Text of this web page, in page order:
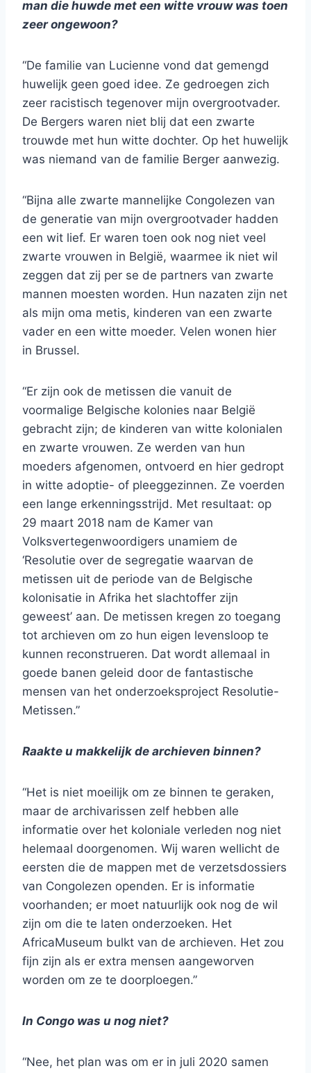
man die huwde met een witte vrouw was toen
zeer ongewoon?
“De familie van Lucienne vond dat gemengd
huwelijk geen goed idee. Ze gedroegen zich
zeer racistisch tegenover mijn overgrootvader.
De Bergers waren niet blij dat een zwarte
trouwde met hun witte dochter. Op het huwelijk
was niemand van de familie Berger aanwezig.
“Bijna alle zwarte mannelijke Congolezen van
de generatie van mijn overgrootvader hadden
een wit lief. Er waren toen ook nog niet veel
zwarte vrouwen in België, waarmee ik niet wil
zeggen dat zij per se de partners van zwarte
mannen moesten worden. Hun nazaten zijn net
als mijn oma metis, kinderen van een zwarte
vader en een witte moeder. Velen wonen hier
in Brussel.
“Er zijn ook de metissen die vanuit de
voormalige Belgische kolonies naar België
gebracht zijn; de kinderen van witte kolonialen
en zwarte vrouwen. Ze werden van hun
moeders afgenomen, ontvoerd en hier gedropt
in witte adoptie- of pleeggezinnen. Ze voerden
een lange erkenningsstrijd. Met resultaat: op
29 maart 2018 nam de Kamer van
Volksvertegenwoordigers unamiem de
‘Resolutie over de segregatie waarvan de
metissen uit de periode van de Belgische
kolonisatie in Afrika het slachtoffer zijn
geweest’ aan. De metissen kregen zo toegang
tot archieven om zo hun eigen levensloop te
kunnen reconstrueren. Dat wordt allemaal in
goede banen geleid door de fantastische
mensen van het onderzoeksproject Resolutie-
Metissen.”
Raakte u makkelijk de archieven binnen?
“Het is niet moeilijk om ze binnen te geraken,
maar de archivarissen zelf hebben alle
informatie over het koloniale verleden nog niet
helemaal doorgenomen. Wij waren wellicht de
eersten die de mappen met de verzetsdossiers
van Congolezen openden. Er is informatie
voorhanden; er moet natuurlijk ook nog de wil
zijn om die te laten onderzoeken. Het
AfricaMuseum bulkt van de archieven. Het zou
fijn zijn als er extra mensen aangeworven
worden om ze te doorploegen.”
In Congo was u nog niet?
“Nee, het plan was om er in juli 2020 samen